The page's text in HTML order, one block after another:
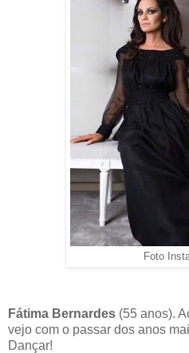
Foto
Fátima Bernardes (55 anos).
vejo com o passar dos anos
Dançar!